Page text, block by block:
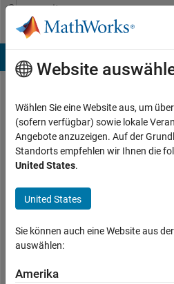
Weiter zum Inhalt
Community
Profile
Hari
Last
seen:
etwa
ein
Jahr
|
Aktiv
2023
Website
Wählen Sie eine Website aus, um
(sofern verfügbar) sowie lokale
Angebote anzuzeigen. Auf der
Standorts empfehlen wir Ihnen die
United States.
United States
Sie können auch eine Website aus
auswählen:
Amerika